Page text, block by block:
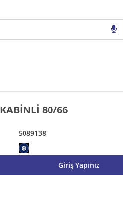
5089138
5089138 AYAK GAZ TELİ-KABİNLİ 80/66
Giriş Yapınız